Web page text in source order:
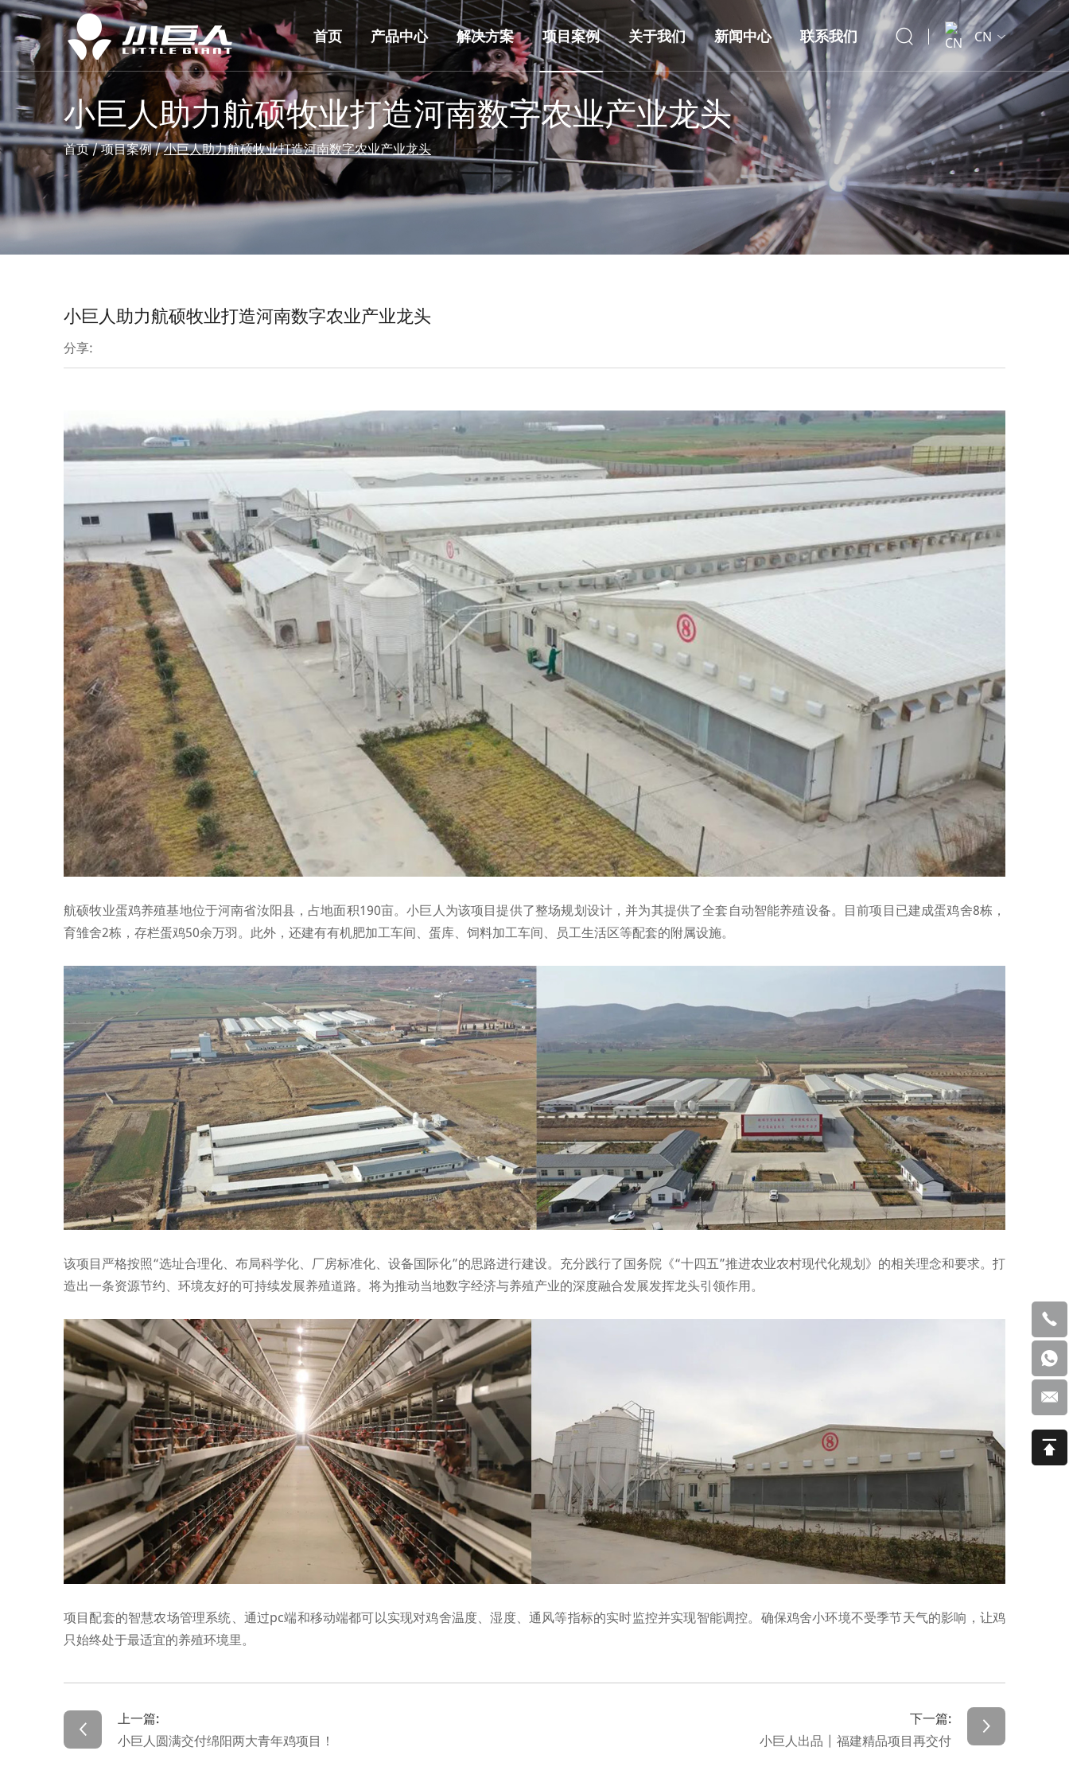
首页 产品中心 解决方案 项目案例 关于我们 新闻中心 联系我们 CN
小巨人助力航硕牧业打造河南数字农业产业龙头
首页/项目案例/小巨人助力航硕牧业打造河南数字农业产业龙头
小巨人助力航硕牧业打造河南数字农业产业龙头
分享:
航硕牧业蛋鸡养殖基地位于河南省汝阳县，占地面积190亩。小巨人为该项目提供了整场规划设计，并为其提供了全套自动智能养殖设备。目前项目已建成蛋鸡舍8栋，
育雏舍2栋，存栏蛋鸡50余万羽。此外，还建有有机肥加工车间、蛋库、饲料加工车间、员工生活区等配套的附属设施。
该项目严格按照“选址合理化、布局科学化、厂房标准化、设备国际化”的思路进行建设。充分践行了国务院《“十四五”推进农业农村现代化规划》的相关理念和要求。打
造出一条资源节约、环境友好的可持续发展养殖道路。将为推动当地数字经济与养殖产业的深度融合发展发挥龙头引领作用。
项目配套的智慧农场管理系统、通过pc端和移动端都可以实现对鸡舍温度、湿度、通风等指标的实时监控并实现智能调控。确保鸡舍小环境不受季节天气的影响，让鸡
只始终处于最适宜的养殖环境里。
上一篇:
小巨人圆满交付绵阳两大青年鸡项目！
下一篇:
小巨人出品 | 福建精品项目再交付
Privacy Settings
We use cookies on our website to give you the most relevant experience by
remembering your preferences and repeat visits. By clicking "Accept All", you
consent to the use of ALL the cookies. However, you may visit "Cookies
Settings" to provide a controlled consent.
Privacy Policy|lmprint|Cookie Settings
Accepet All >> Deny
Powered by Usercentrics Consent Management
8
0
8
5